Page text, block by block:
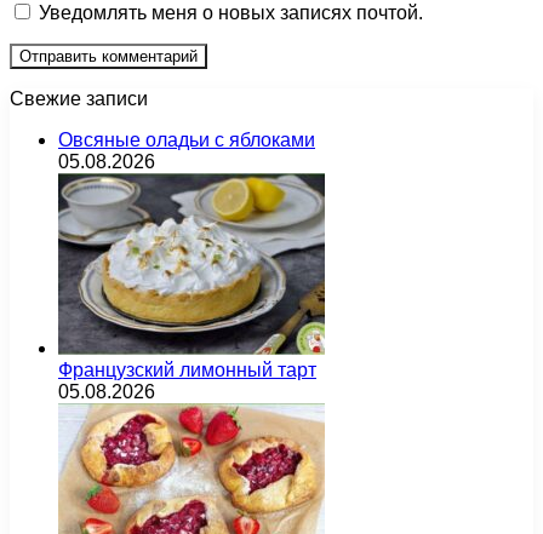
Уведомлять меня о новых записях почтой.
Свежие записи
Овсяные оладьи с яблоками
05.08.2026
Французский лимонный тарт
05.08.2026